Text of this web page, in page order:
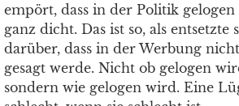
empört, dass in der Politik
ganz dicht. Das ist so, als entsetzte
darüber, dass in der Werbung
gesagt werde. Nicht ob gelogen
sondern wie gelogen wird. Eine